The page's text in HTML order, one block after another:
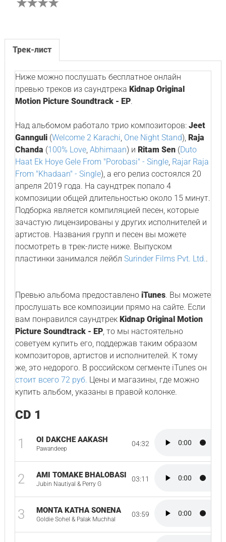
Трек-лист
Ниже можно послушать бесплатное онлайн
превью треков из саундтрека Kidnap Original
Motion Picture Soundtrack - EP.
Над альбомом работало трио композиторов: Jeet
Gannguli(Welcome 2 Karachi, One Night Stand), Raja
Chanda (100% Love, Abhimaan) и Ritam Sen(Duto
Haat Ek Hoye Gele From "Porobasi" - Single, Rajar Raja
From "Khadaan" - Single), а его релиз состоялся 20
апреля 2019 года. На саундтрек попало 4
композиции общей длительностью около 15 минут.
Подборка является компиляцией песен, которые
зачастую лицензированы у других исполнителей и
артистов. Названия групп и песен вы можете
посмотреть в трек-листе ниже. Выпуском
пластинки занимался лейбл Surinder Films Pvt. Ltd..
Превью альбома предоставлено iTunes. Вы можете
прослушать все композиции прямо на сайте. Если
вам понравился саундтрек Kidnap Original Motion
Picture Soundtrack - EP, то мы настоятельно
советуем купить его, поддержав таким образом
композиторов, артистов и исполнителей. К тому
же, это недорого. В российском сегменте iTunes он
стоит всего 72 руб. Цены и магазины, где можно
купить альбом, указаны в правой колонке.
CD 1
1 OI DAKCHE AAKASH
Pawandeep
04:32
2 AMI TOMAKE BHALOBASI
Jubin Nautiyal & Perry G
03:11
3 MONTA KATHA SONENA
Goldie Sohel & Palak Muchhal
03:59